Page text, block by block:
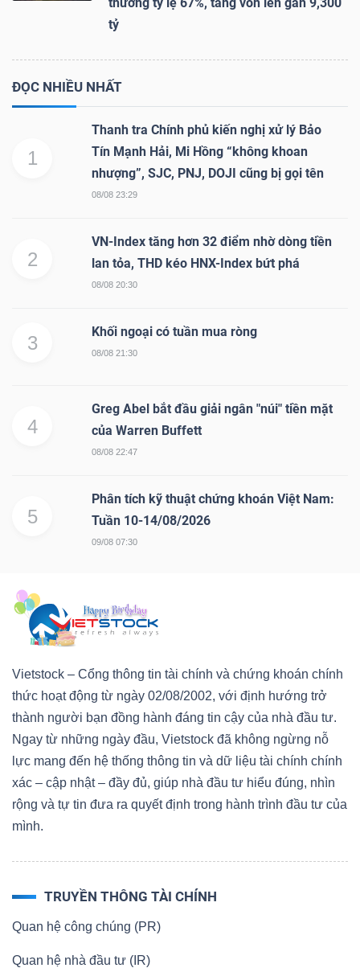
tỷ
ĐỌC NHIỀU NHẤT
1
Thanh tra Chính phủ kiến nghị xử lý Bảo
Tín Mạnh Hải, Mi Hồng “không khoan
nhượng”, SJC, PNJ, DOJI cũng bị gọi tên
08/08 23:29
2
VN-Index tăng hơn 32 điểm nhờ dòng tiền
lan tỏa, THD kéo HNX-Index bứt phá
08/08 20:30
3
Khối ngoại có tuần mua ròng
08/08 21:30
4
Greg Abel bắt đầu giải ngân "núi" tiền mặt
của Warren Buffett
08/08 22:47
5
Phân tích kỹ thuật chứng khoán Việt Nam:
Tuần 10-14/08/2026
09/08 07:30
Vietstock – Cổng thông tin tài chính và chứng khoán chính
thức hoạt động từ ngày 02/08/2002, với định hướng trở
thành người bạn đồng hành đáng tin cậy của nhà đầu tư.
Ngay từ những ngày đầu, Vietstock đã không ngừng nỗ
lực mang đến hệ thống thông tin và dữ liệu tài chính chính
xác – cập nhật – đầy đủ, giúp nhà đầu tư hiểu đúng, nhìn
rộng và tự tin đưa ra quyết định trong hành trình đầu tư của
mình.
TRUYỀN THÔNG TÀI CHÍNH
Quan hệ công chúng (PR)
Quan hệ nhà đầu tư (IR)